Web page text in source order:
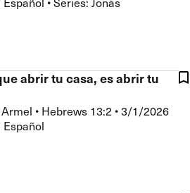
abrir tu casa, es abrir tu
• Hebrews 13:2 •3/1/2026